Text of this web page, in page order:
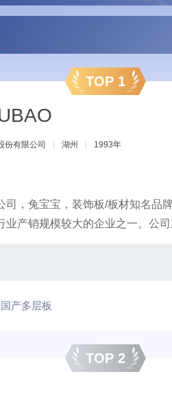
TOP 1
份有限公司 湖州 1993年
司，兔宝宝，装饰板/板材知名品
产销规模较大的企业之一。公
国产多层板
TOP 2